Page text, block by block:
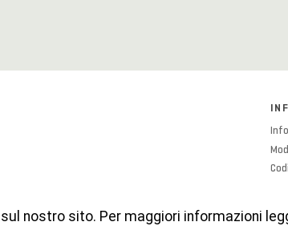
nostro sito. Per maggiori informazioni